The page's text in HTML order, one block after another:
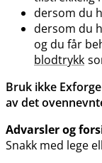
dersom du
dersom du
og du får
blodtrykk
Bruk ikke
av det
Advarsler og
Snakk med lege